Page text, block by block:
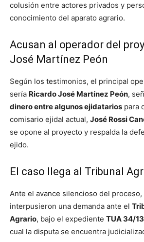
colusión entre actores privados y
conocimiento del aparato agrario.
Acusan al operador del
José Martínez Peón
Según los testimonios, el principal
sería Ricardo José Martínez Peón,
dinero entre algunos ejidatarios para
comisario ejidal actual, José Rossi
se opone al proyecto y respalda la
ejido.
El caso llega al Tribunal
Ante el avance silencioso del
interpusieron una demanda ante el
Agrario, bajo el expediente TUA 34/
cual la disputa se encuentra